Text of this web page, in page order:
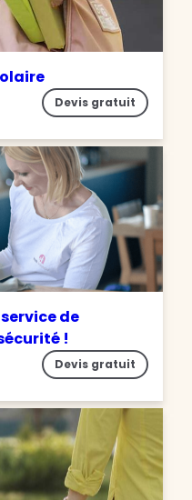
Devis gratuit
de
!
Devis gratuit